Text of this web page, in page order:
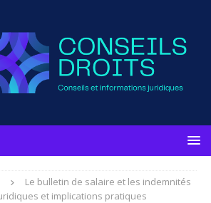
Le bulletin de salaire et les indemnités
et implications pratiques